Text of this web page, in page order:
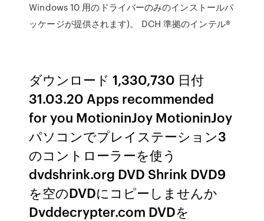
Windows 10 用のドライバーのみのインストールパ
ッケージが提供されます)。 DCH 準拠のインテル®
ダウンロード 1,330,730 日付
31.03.20 Apps recommended
for you MotioninJoy MotioninJoy
パソコンでプレイステーション3
のコントローラーを使う
dvdshrink.org DVD Shrink DVD9
を空のDVDにコピーしませんか
Dvddecrypter.com DVDを